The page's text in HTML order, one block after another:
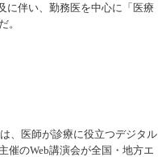
に伴い、勤務医を中心に「医療
。
、医師が診療に役立つデジタル
催のWeb講演会が全国・地方エ